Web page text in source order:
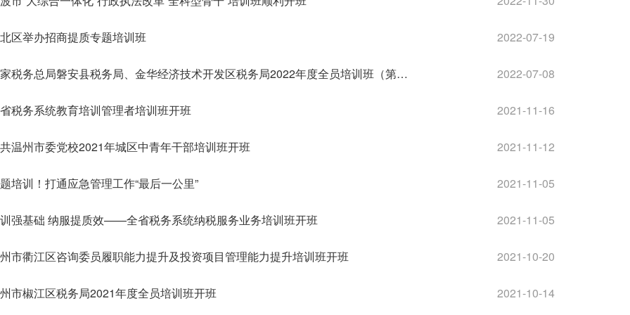
2022-07-19
区举办招商提质专题培训班
2022-07-08
国家税务总局磐安县税务局、金华经济技术开发区税务局2022年度全员培训班（第一期...
2021-11-16
税务系统教育培训管理者培训班开班
2021-11-12
温州市委党校2021年城区中青年干部培训班开班
2021-11-05
培训！打通应急管理工作“最后一公里”
2021-11-05
强基础 纳服提质效——全省税务系统纳税服务业务培训班开班
2021-10-20
市衢江区咨询委员履职能力提升及投资项目管理能力提升培训班开班
2021-10-14
市椒江区税务局2021年度全员培训班开班